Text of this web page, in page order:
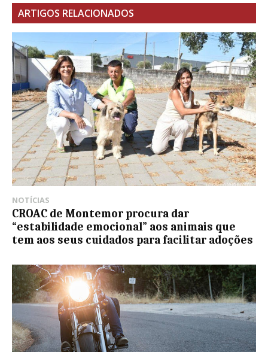
ARTIGOS RELACIONADOS
NOTÍCIAS
CROAC de Montemor procura dar
“estabilidade emocional” aos animais que
tem aos seus cuidados para facilitar adoções